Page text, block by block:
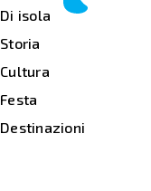
Di isola
Storia
Cultura
Festa
Destinazioni